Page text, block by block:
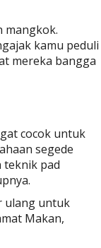
mangkok.
kamu peduli
mereka bangga
cocok untuk
segede
teknik pad
ulang untuk
Makan,